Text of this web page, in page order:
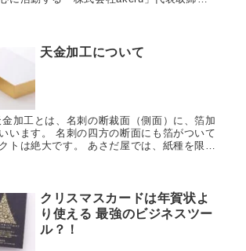
天金加工について
加工とは、名刺の断裁面（側面）に、箔加
います。 名刺の四方の断面にも箔がついて
トは絶大です。 あさだ屋では、紙種を限定
クリスマスカードは年賀状よ
り使える 最強のビジネスツー
ル？！